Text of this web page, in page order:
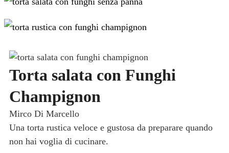
Torta salata con Funghi
Champignon
Mirco Di Marcello
Una torta rustica veloce e gustosa da preparare quando
non hai voglia di cucinare.